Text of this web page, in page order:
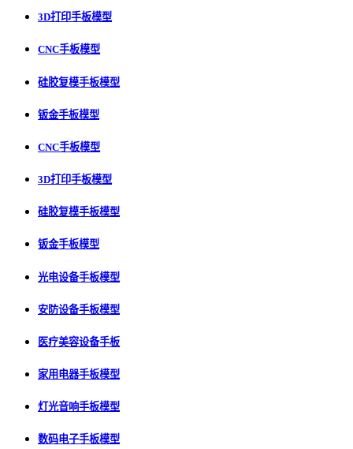
3D打印手板模型
CNC手板模型
硅胶复模手板模型
钣金手板模型
CNC手板模型
3D打印手板模型
硅胶复模手板模型
钣金手板模型
光电设备手板模型
安防设备手板模型
医疗美容设备手板
家用电器手板模型
灯光音响手板模型
数码电子手板模型